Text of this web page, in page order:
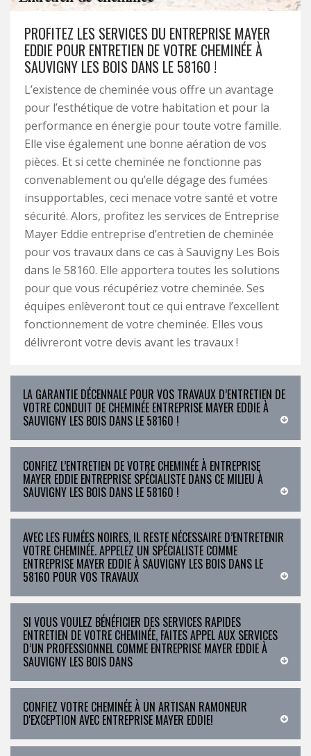
PROFITEZ LES SERVICES DU ENTREPRISE MAYER
EDDIE POUR ENTRETIEN DE VOTRE CHEMINÉE À
SAUVIGNY LES BOIS DANS LE 58160 !
L’existence de cheminée vous offre un avantage
pour l’esthétique de votre habitation et pour la
performance en énergie pour toute votre famille.
Elle vise également une bonne aération de vos
pièces. Et si cette cheminée ne fonctionne pas
convenablement ou qu’elle dégage des fumées
insupportables, ceci menace votre santé et votre
sécurité. Alors, profitez les services de Entreprise
Mayer Eddie entreprise d’entretien de cheminée
pour vos travaux dans ce cas à Sauvigny Les Bois
dans le 58160. Elle apportera toutes les solutions
pour que vous récupériez votre cheminée. Ses
équipes enlèveront tout ce qui entrave l’excellent
fonctionnement de votre cheminée. Elles vous
délivreront votre devis avant les travaux !
LA GARANTIE DÉCENNALE POUR VOS TRAVAUX D’ENTRETIEN DE
VOTRE CONDUIT DE CHEMINÉE ENTREPRISE MAYER EDDIE À
SAUVIGNY LES BOIS DANS LE 58160 !
CONFIEZ L’ENTRETIEN DE VOTRE CHEMINÉE À ENTREPRISE
MAYER EDDIE ENTREPRISE SPÉCIALISTE DANS CE MILIEU À
SAUVIGNY LES BOIS DANS LE 58160 !
AVEC LES FUMÉES NOIRES, IL RESTE NÉCESSAIRE D’ENTRETENIR
VOTRE CHEMINÉE. APPELEZ UN SPÉCIALISTE COMME
ENTREPRISE MAYER EDDIE À SAUVIGNY LES BOIS DANS LE
58160 POUR VOS TRAVAUX
SI VOUS VOULEZ BÉNÉFICIER DES SERVICES RAPIDES
ENTRETIEN DE VOTRE CHEMINÉE, FAITES APPEL AUX SERVICES
D’UN PROFESSIONNEL COMME ENTREPRISE MAYER EDDIE À
SAUVIGNY LES BOIS DANS
CONFIEZ VOTRE CHEMINÉE À UN ARTISAN RAMONEUR
D'EXCEPTION AVEC ENTREPRISE MAYER EDDIE!